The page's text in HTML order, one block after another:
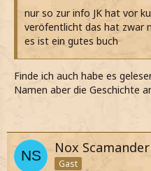
nur so zur info JK hat vor
veröfentlicht das hat zwar
es ist ein gutes buch
Finde ich auch habe es
Namen aber die Geschichte
Nox Scamander
Gast